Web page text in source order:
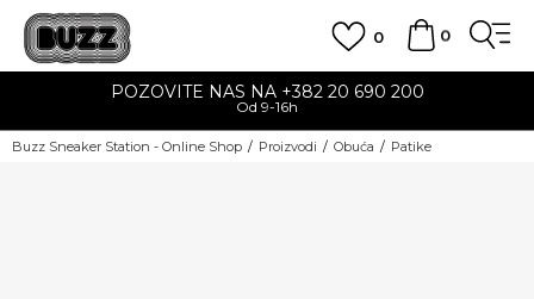
0
0
POZOVITE NAS NA +382 20 690 200
Od 9-16h
Buzz Sneaker Station - Online Shop Proizvodi Obuća Patike